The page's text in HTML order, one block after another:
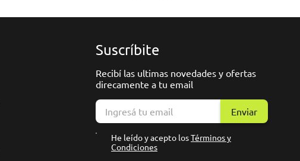
Suscríbite
Recibí las ultimas novedades y ofertas
direcamente a tu email
Enviar
He leído y acepto losTérminos y
Condiciones